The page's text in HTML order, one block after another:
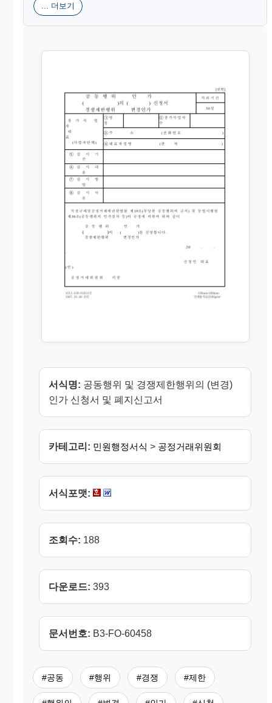
... 더보기
서식명: 공동행위 및 경쟁제한행위의 (변경)
인가 신청서 및 폐지신고서
카테고리: 민원행정서식 > 공정거래위원회
서식포맷:
조회수: 188
다운로드: 393
문서번호: B3-FO-60458
#공동 #행위 #경쟁 #제한